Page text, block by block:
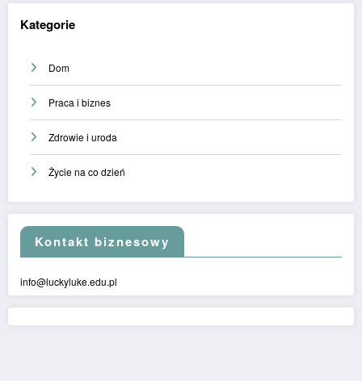
Kategorie
Dom
Praca i biznes
Zdrowie i uroda
Życie na co dzień
Kontakt biznesowy
info@luckyluke.edu.pl